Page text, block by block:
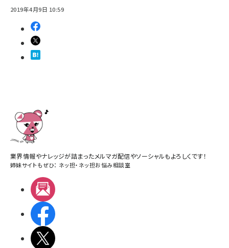
2019年4月9日 10:59
業界情報やナレッジが詰まったメルマガ配信やソーシャルもよろしくです！
姉妹サイトもぜひ： ネッ担・ ネッ担お悩み相談室